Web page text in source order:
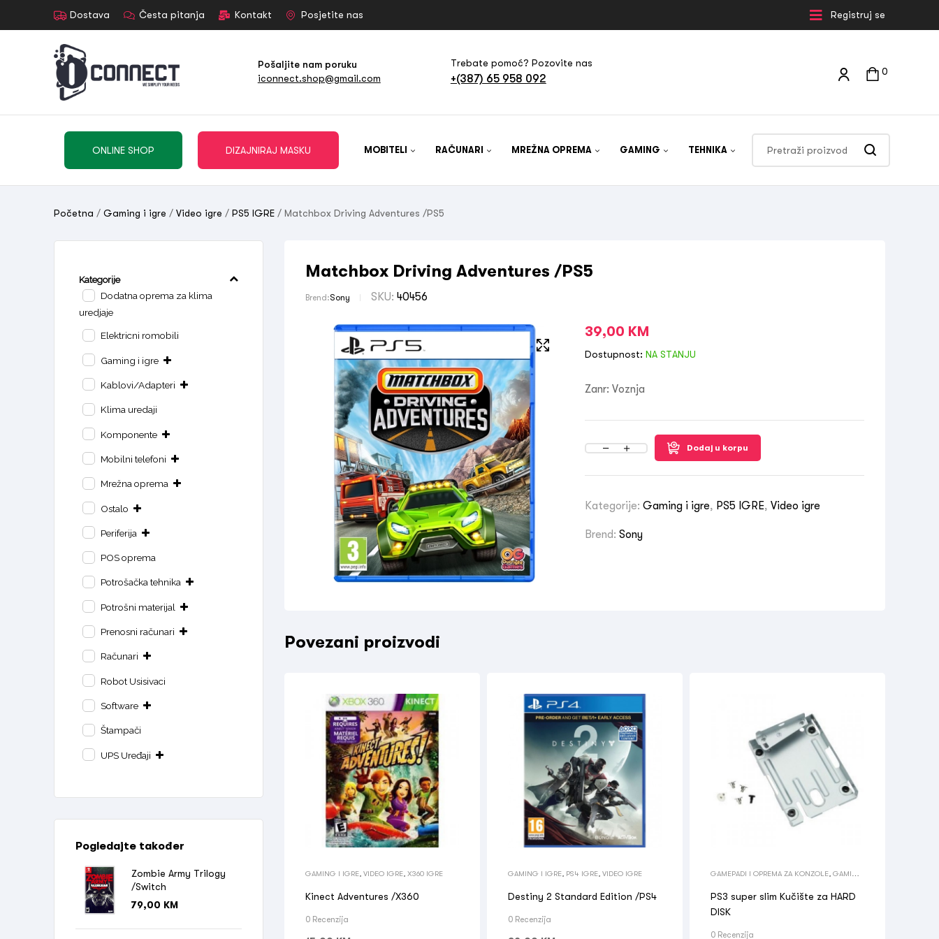
Dostava Česta pitanja Kontakt Posjetite nas Registruj se
Pošaljite nam poruku
iconnect.shop@gmail.com
Trebate pomoć? Pozovite nas
+(387) 65 958 092
0
ONLINE SHOP DIZAJNIRAJ MASKU MOBITELI RAČUNARI MREŽNA OPREMA GAMING TEHNIKA
Početna / Gaming i igre / Video igre / PS5 IGRE / Matchbox Driving Adventures /PS5
Matchbox Driving Adventures /PS5
Brend:Sony SKU: 40456
39,00 KM
Dostupnost: NA STANJU
Zanr: Voznja
Dodaj u korpu
Kategorije: Gaming i igre, PS5 IGRE, Video igre
Brend: Sony
Povezani proizvodi
GAMING I IGRE VIDEO IGRE X360 IGRE
Kinect Adventures /X360
0 Recenzija
GAMING I IGRE, PS4 IGRE, VIDEO IGRE
Destiny 2 Standard Edition /PS4
0 Recenzija
GAMEPADI I OPREMA ZA KONZOLE, GAMING
PS3 super slim Kučište za HARD
DISK
0 Recenzija
Kategorije
Dodatna oprema za klima
uredjaje
Elektricni romobili
Gaming i igre
Kablovi/Adapteri
Klima uredaji
Komponente
Mobilni telefoni
Mrežna oprema
Ostalo
Periferija
POS oprema
Potrošačka tehnika
Potrošni materijal
Prenosni računari
Računari
Robot Usisivaci
Software
Štampači
UPS Uređaji
Pogledajte također
Zombie Army Trilogy
/Switch
79,00 KM